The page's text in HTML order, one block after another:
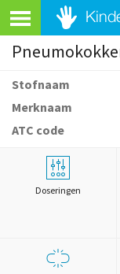
Stofnaam
Merknaam
ATC code
Doseringen